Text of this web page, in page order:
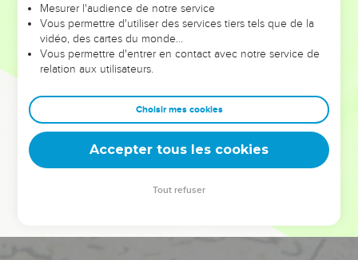
leur foi ou leur vision. Mais on voit moins les doutes, les erreurs
et les saisons difficiles qu'ils ont traversés, alors même que ce
sont elles qui les ont façonnés.
Dans cette conférence, leaders, entrepreneurs, et responsables
clés pour avancer avec plus de sagesse afin que leurs erreurs
deviennent vos tremplins. Que vous guidiez un ministère, une
équipe, un groupe ou une famille, leur expérience est faite
Mesurer l'audience de notre service
Vous permettre d'utiliser des services tiers tels que de la
vidéo, des cartes du monde…
Vous permettre d'entrer en contact avec notre service de
relation aux utilisateurs.
Choisir mes cookies
Accepter tous les cookies
Tout refuser